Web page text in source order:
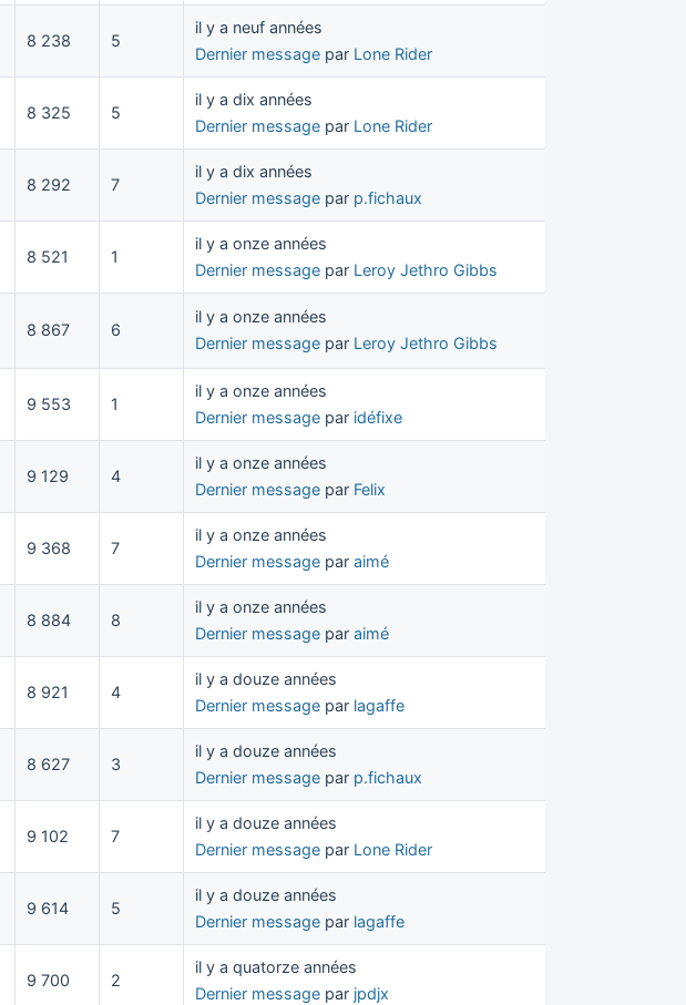
8 238 5
il y a neuf années
Dernier message par Lone Rider
8 325 5
il y a dix années
Dernier message par Lone Rider
8 292 7
il y a dix années
Dernier message par p.fichaux
8 521 1
il y a onze années
Dernier message par Leroy Jethro Gibbs
8 867 6
il y a onze années
Dernier message par Leroy Jethro Gibbs
9 553 1
il y a onze années
Dernier message par idéfixe
9 129 4
il y a onze années
Dernier message par Felix
9 368 7
il y a onze années
Dernier message par aimé
8 884 8
il y a onze années
Dernier message par aimé
8 921 4
il y a douze années
Dernier message par lagaffe
8 627 3
il y a douze années
Dernier message par p.fichaux
9 102 7
il y a douze années
Dernier message par Lone Rider
9 614 5
il y a douze années
Dernier message par lagaffe
9 700 2
il y a quatorze années
Dernier message par jpdjx